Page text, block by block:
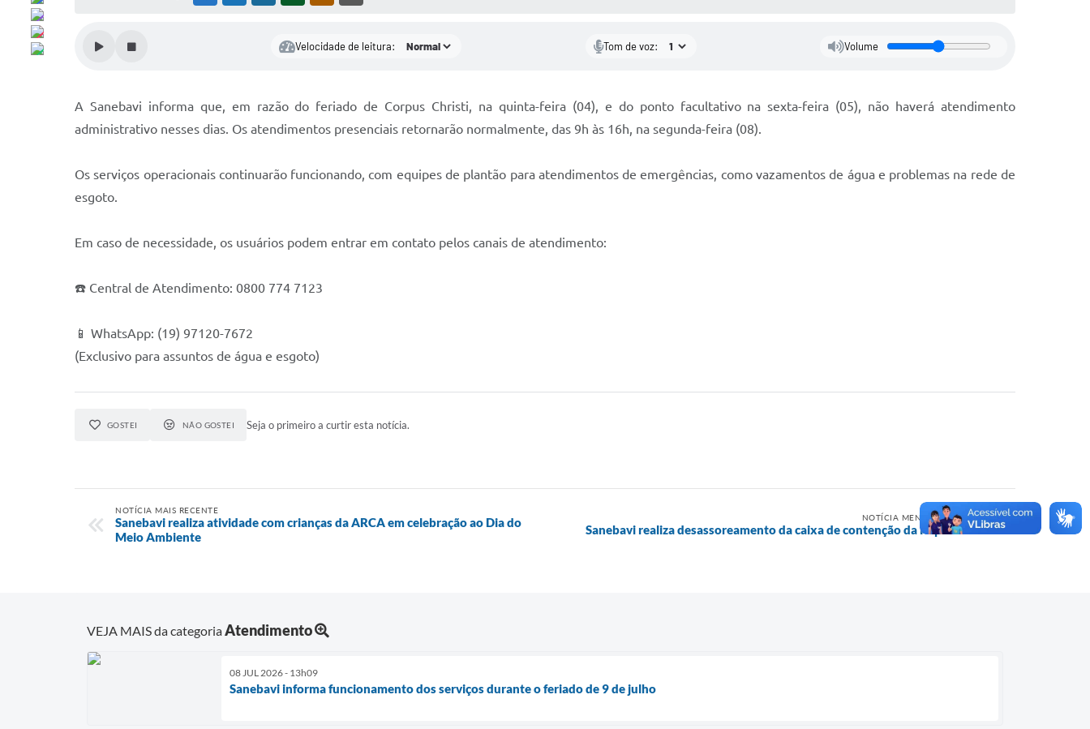
Velocidade de leitura: Tom de voz: Volume
A Sanebavi informa que, em razão do feriado de Corpus Christi, na quinta-feira (04), e do ponto facultativo na sexta-feira (05), não haverá atendimento
administrativo nesses dias. Os atendimentos presenciais retornarão normalmente, das 9h às 16h, na segunda-feira (08).
Os serviços operacionais continuarão funcionando, com equipes de plantão para atendimentos de emergências, como vazamentos de água e problemas na rede de
esgoto.
Em caso de necessidade, os usuários podem entrar em contato pelos canais de atendimento:
☎️ Central de Atendimento: 0800 774 7123
📱 WhatsApp: (19) 97120-7672
(Exclusivo para assuntos de água e esgoto)
GOSTEI NÃO GOSTEI Seja o primeiro a curtir esta notícia.
NOTÍCIA MAIS RECENTE
Sanebavi realiza atividade com crianças da ARCA em celebração ao Dia do
Meio Ambiente
NOTÍCIA MENOS RECENTE
Sanebavi realiza desassoreamento da caixa de contenção da Represa 1
VEJA MAIS da categoriaAtendimento
08 JUL 2026 - 13h09
Sanebavi informa funcionamento dos serviços durante o feriado de 9 de julho